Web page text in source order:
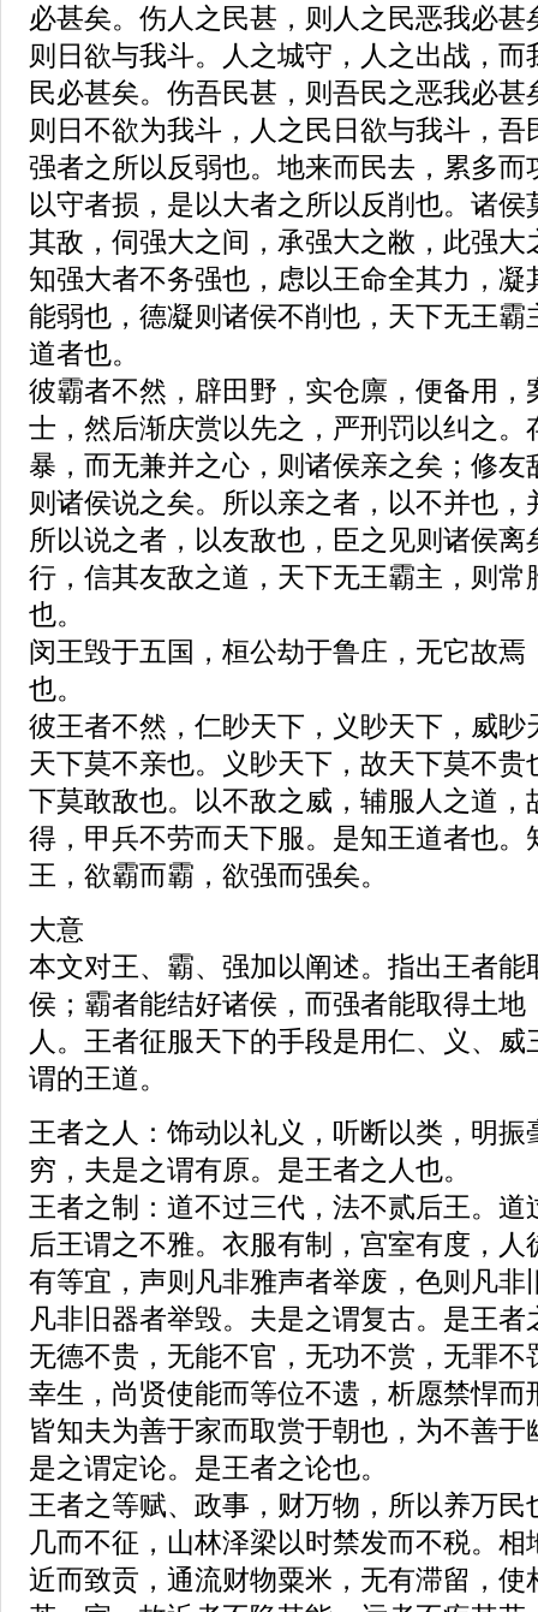
必甚矣。伤人之民甚，则人之民恶我必甚
则日欲与我斗。人之城守，人之出战，
民必甚矣。伤吾民甚，则吾民之恶我必
则日不欲为我斗，人之民日欲与我斗，
强者之所以反弱也。地来而民去，累多而
以守者损，是以大者之所以反削也。诸
其敌，伺强大之间，承强大之敝，此强大
知强大者不务强也，虑以王命全其力，凝
能弱也，德凝则诸侯不削也，天下无王霸
道者也。
彼霸者不然，辟田野，实仓廪，便备用，
士，然后渐庆赏以先之，严刑罚以纠之。
暴，而无兼并之心，则诸侯亲之矣；修友
则诸侯说之矣。所以亲之者，以不并也
所以说之者，以友敌也，臣之见则诸侯离
行，信其友敌之道，天下无王霸主，则常
也。
闵王毁于五国，桓公劫于鲁庄，无它故焉
也。
彼王者不然，仁眇天下，义眇天下，威眇
天下莫不亲也。义眇天下，故天下莫不贵
下莫敢敌也。以不敌之威，辅服人之道，
得，甲兵不劳而天下服。是知王道者也。
王，欲霸而霸，欲强而强矣。
大意
本文对王、霸、强加以阐述。指出王者能
侯；霸者能结好诸侯，而强者能取得土地
人。王者征服天下的手段是用仁、义、
谓的王道。
王者之人：饰动以礼义，听断以类，明振
穷，夫是之谓有原。是王者之人也。
王者之制：道不过三代，法不贰后王。道
后王谓之不雅。衣服有制，宫室有度，
有等宜，声则凡非雅声者举废，色则凡非
凡非旧器者举毁。夫是之谓复古。是王
无德不贵，无能不官，无功不赏，无罪不
幸生，尚贤使能而等位不遗，析愿禁悍而
皆知夫为善于家而取赏于朝也，为不善
是之谓定论。是王者之论也。
王者之等赋、政事，财万物，所以养万民
几而不征，山林泽梁以时禁发而不税。
近而致贡，通流财物粟米，无有滞留，使